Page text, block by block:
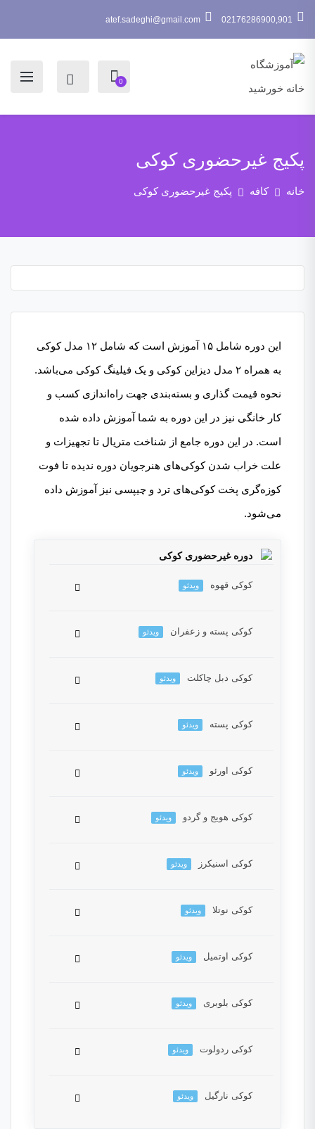
02176286900,901
atef.sadeghi@gmail.com
0
پکیج غیرحضوری کوکی
خانه کافه پکیج غیرحضوری کوکی
این دوره شامل ۱۵ آموزش است که شامل ۱۲ مدل کوکی
به همراه ۲ مدل دیزاین کوکی و یک فیلینگ کوکی می‌باشد.
نحوه قیمت گذاری و بسته‌بندی جهت راه‌اندازی کسب و
کار خانگی نیز در این دوره به شما آموزش داده شده
است. در این دوره جامع از شناخت متریال تا تجهیزات و
علت خراب شدن کوکی‌های هنرجویان دوره ندیده تا فوت
کوزه‌گری پخت کوکی‌های ترد و چیپسی نیز آموزش داده
می‌شود.
دوره غیرحضوری کوکی
کوکی قهوه ویدئو
این بخش خصوصی می باشد. برای دسترسی کامل
کوکی پسته و زعفران ویدئو
این بخش خصوصی می باشد. برای دسترسی کامل
کوکی دبل چاکلت ویدئو
این بخش خصوصی می باشد. برای دسترسی کامل
کوکی پسته ویدئو
این بخش خصوصی می باشد. برای دسترسی کامل
کوکی اورئو ویدئو
این بخش خصوصی می باشد. برای دسترسی کامل
کوکی هویج و گردو ویدئو
این بخش خصوصی می باشد. برای دسترسی کامل
کوکی اسنیکرز ویدئو
این بخش خصوصی می باشد. برای دسترسی کامل
کوکی نوتلا ویدئو
این بخش خصوصی می باشد. برای دسترسی کامل
کوکی اوتمیل ویدئو
این بخش خصوصی می باشد. برای دسترسی کامل
کوکی بلوبری ویدئو
این بخش خصوصی می باشد. برای دسترسی کامل
کوکی ردولوت ویدئو
این بخش خصوصی می باشد. برای دسترسی کامل
کوکی نارگیل ویدئو